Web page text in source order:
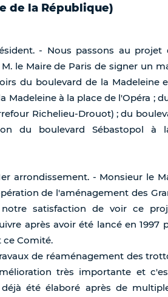
de la République)
- Nous passons au projet
le Maire de Paris de signer un
du boulevard de la Madeleine
Madeleine à la place de l'Opéra ;
Richelieu-Drouot) ; du
du boulevard Sébastopol à
arrondissement. - Monsieur le
de l'aménagement des
satisfaction de voir ce
après avoir été lancé en 1997
ce Comité.
de réaménagement des
très importante et
été élaboré après de